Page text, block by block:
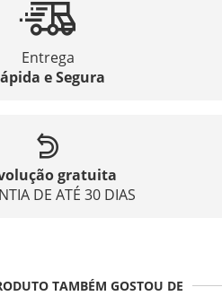
Entrega
e Segura
gratuita
DE ATÉ 30 DIAS
TAMBÉM GOSTOU DE